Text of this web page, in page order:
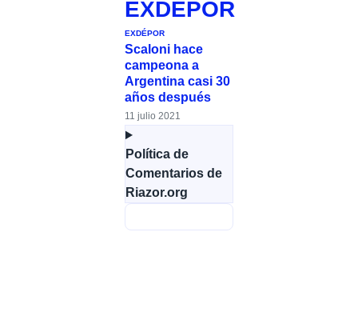
EXDÉPOR
EXDÉPOR
Scaloni hace
campeona a
Argentina casi 30
años después
11 julio 2021
Política de
Comentarios de
Riazor.org